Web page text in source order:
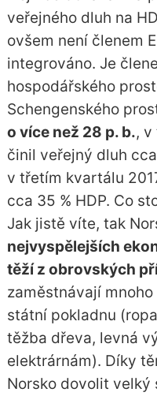
veřejného dluh na
ovšem není členem
integrováno. Je
hospodářského
Schengenského
o více než 28 p. b.,
činil veřejný dluh
v třetím kvartálu
cca 35 % HDP. Co
Jak jistě víte, tak
nejvyspělejších
těží z obrovských
zaměstnávají
státní pokladnu
těžba dřeva, levná
elektrárnám). Díky
Norsko dovolit